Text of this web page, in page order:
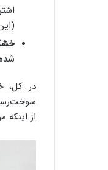
در کل،
از